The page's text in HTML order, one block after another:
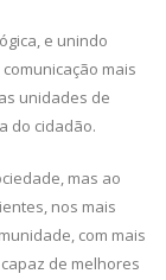
e unindo
mais
unidades de
do cidadão.
mas ao
nos mais
com mais
de melhores